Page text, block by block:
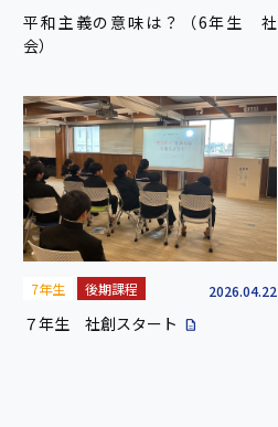
平和主義の意味は？（6年生 社
会）
7年生 後期課程 2026.04.22
７年生 社創スタート description